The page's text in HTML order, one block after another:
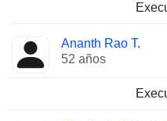
Ananth Rao T.
52 años